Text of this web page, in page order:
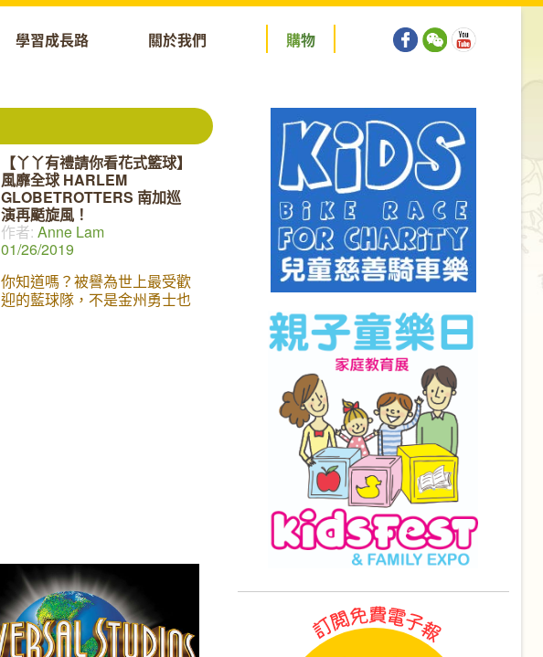
學習成長路 關於我們 購物
【丫丫有禮請你看花式籃球】
風靡全球 HARLEM
GLOBETROTTERS 南加巡
演再颳旋風！
作者: Anne Lam
01/26/2019
你知道嗎？被譽為世上最受歡
迎的藍球隊，不是金州勇士也